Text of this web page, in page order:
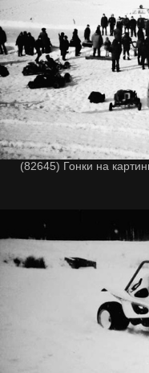
(82645) Гонки на